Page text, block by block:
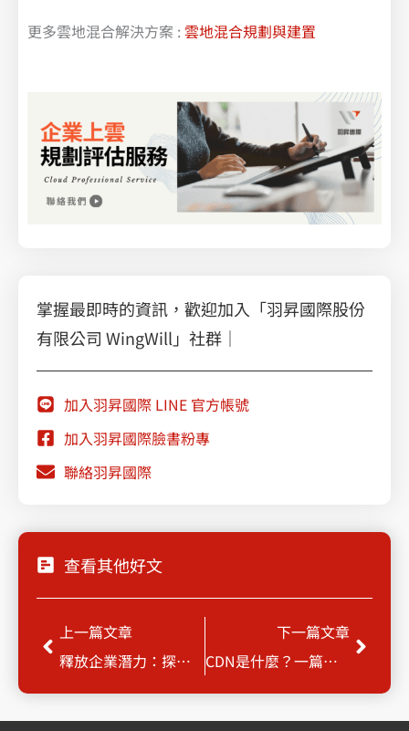
更多雲地混合解決方案 :雲地混合規劃與建置
掌握最即時的資訊，歡迎加入「羽昇國際股份
有限公司 WingWill」社群｜
加入羽昇國際 LINE 官方帳號
加入羽昇國際臉書粉專
聯絡羽昇國際
查看其他好文
Prev
上一篇文章
釋放企業潛力：探索 Gemini Enterprise (舊稱 Google Agentspace) 企業AI平臺
下一篇文章
CDN是什麼？一篇文章快速瞭解CDN用途、架構與優缺點介紹
Next